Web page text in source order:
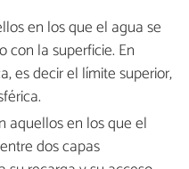
en los que el agua se
la superficie. En
es decir el límite superior,
aquellos en los que el
dos capas